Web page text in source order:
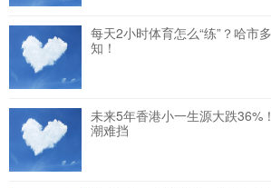
每天2小时体育怎么“练”？哈市
知！
未来5年香港小一生源大跌36%
潮难挡